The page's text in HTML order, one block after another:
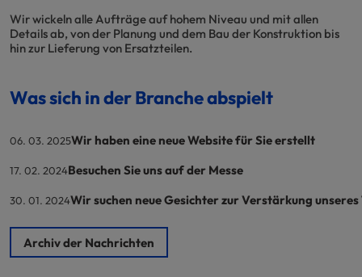
Wir wickeln alle Aufträge auf hohem Niveau und mit allen
Details ab, von der Planung und dem Bau der Konstruktion bis
hin zur Lieferung von Ersatzteilen.
Was sich in der Branche abspielt
06. 03. 2025Wir haben eine neue Website für Sie erstellt
17. 02. 2024Besuchen Sie uns auf der Messe
30. 01. 2024Wir suchen neue Gesichter zur Verstärkung unseres
Archiv der Nachrichten